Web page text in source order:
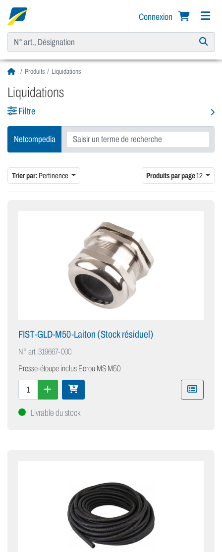
Connexion
Produits Liquidations
Liquidations
Filtre
Netcompedia
Trier par: Pertinence Produits par page12
FIST-GLD-M50-Laiton (Stock résiduel)
N° art.319667-000
Presse-étoupe inclus Ecrou MS M50
Livrable du stock